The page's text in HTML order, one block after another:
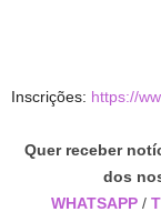
Inscrições: https://
Quer receber
dos
WHATSAPP /